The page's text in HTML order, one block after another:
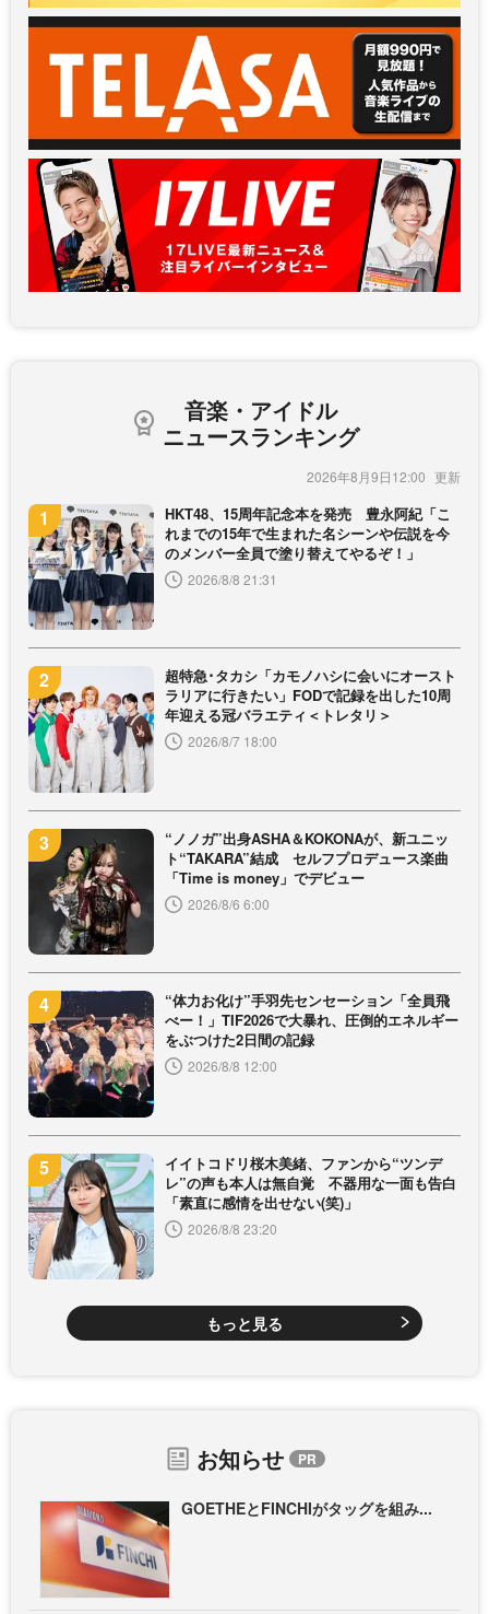
音楽・アイドル
ニュースランキング
2026年8月9日12:00
HKT48、15周年記念本を発売 豊永阿紀「こ
れまでの15年で生まれた名シーンや伝説を今
のメンバー全員で塗り替えてやるぞ！」
2026/8/8 21:31
超特急･タカシ「カモノハシに会いにオースト
ラリアに行きたい」FODで記録を出した10周
年迎える冠バラエティ＜トレタリ＞
2026/8/7 18:00
“ノノガ”出身ASHA＆KOKONAが、新ユニッ
ト“TAKARA”結成 セルフプロデュース楽曲
「Time is money」でデビュー
2026/8/6 6:00
“体力お化け”手羽先センセーション「全員飛
べー！」TIF2026で大暴れ、圧倒的エネルギー
をぶつけた2日間の記録
2026/8/8 12:00
イイトコドリ桜木美緒、ファンから“ツンデ
レ”の声も本人は無自覚 不器用な一面も告白
「素直に感情を出せない(笑)」
2026/8/8 23:20
もっと見る
お知らせ
GOETHEとFINCHIがタッグを組み...